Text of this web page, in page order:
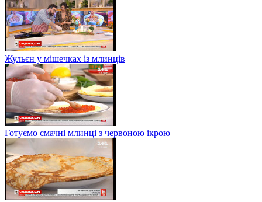
Жульєн у мішечках із млинців
Готуємо смачні млинці з червоною ікрою